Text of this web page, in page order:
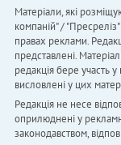
Матеріали, які
компаній" /
правах реклами.
представлені.
редакція бере участь у
висловлені у цих
Редакція не несе
оприлюднені у
законодавством,